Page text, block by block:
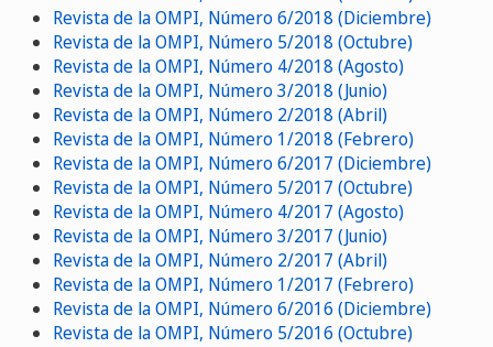
Revista de la OMPI, Número 6/2018 (Diciembre)
Revista de la OMPI, Número 5/2018 (Octubre)
Revista de la OMPI, Número 4/2018 (Agosto)
Revista de la OMPI, Número 3/2018 (Junio)
Revista de la OMPI, Número 2/2018 (Abril)
Revista de la OMPI, Número 1/2018 (Febrero)
Revista de la OMPI, Número 6/2017 (Diciembre)
Revista de la OMPI, Número 5/2017 (Octubre)
Revista de la OMPI, Número 4/2017 (Agosto)
Revista de la OMPI, Número 3/2017 (Junio)
Revista de la OMPI, Número 2/2017 (Abril)
Revista de la OMPI, Número 1/2017 (Febrero)
Revista de la OMPI, Número 6/2016 (Diciembre)
Revista de la OMPI, Número 5/2016 (Octubre)